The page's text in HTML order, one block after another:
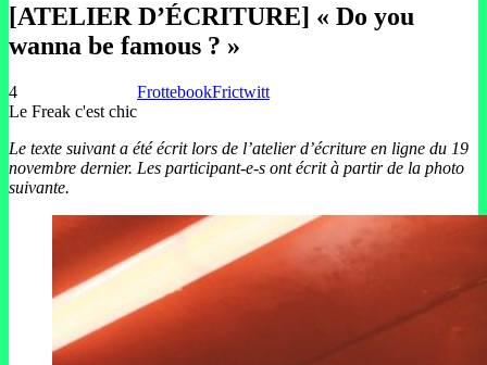
[ATELIER D’ÉCRITURE] « Do you
wanna be famous ? »
4
Le Freak c'est chic
FrottebookFrictwitt
Le texte suivant a été écrit lors de l’atelier d’écriture en ligne du 19
novembre dernier. Les participant-e-s ont écrit à partir de la photo
suivante.